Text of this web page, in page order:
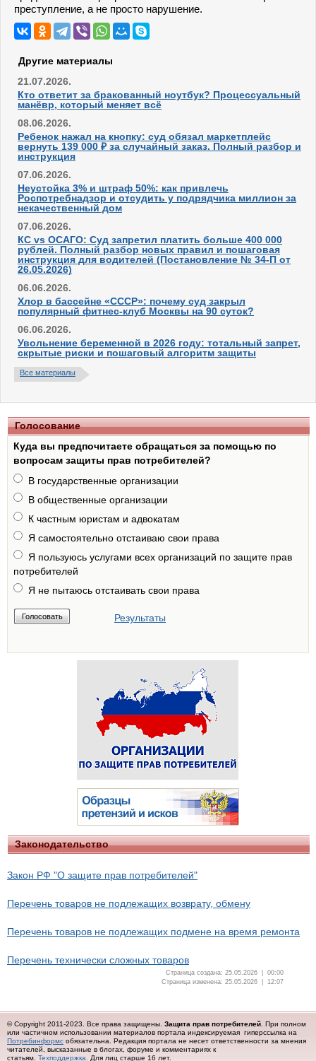
преступление, а не просто нарушение.
Другие материалы
21.07.2026.
Кто ответит за бракованный ноутбук? Процессуальный
манёвр, который меняет всё
08.06.2026.
Ребенок нажал на кнопку: суд обязал маркетплейс
вернуть 139 000 ₽ за случайный заказ. Полный разбор и
инструкция
07.06.2026.
Неустойка 3% и штраф 50%: как привлечь
Роспотребнадзор и отсудить у подрядчика миллион за
некачественный дом
07.06.2026.
КС vs ОСАГО: Суд запретил платить больше 400 000
рублей. Полный разбор новых правил и пошаговая
инструкция для водителей (Постановление № 34-П от
26.05.2026)
06.06.2026.
Хлор в бассейне «СССР»: почему суд закрыл
популярный фитнес-клуб Москвы на 90 суток?
06.06.2026.
Увольнение беременной в 2026 году: тотальный запрет,
скрытые риски и пошаговый алгоритм защиты
Все материалы
Голосование
Куда вы предпочитаете обращаться за помощью по
вопросам защиты прав потребителей?
В государственные организации
В общественные организации
К частным юристам и адвокатам
Я самостоятельно отстаиваю свои права
Я пользуюсь услугами всех организаций по защите прав
потребителей
Я не пытаюсь отстаивать свои права
Результаты
Законодательство
Закон РФ "О защите прав потребителей"
Перечень товаров не подлежащих возврату, обмену
Перечень товаров не подлежащих подмене на время ремонта
Перечень технически сложных товаров
Страница создана: 25.05.2026 | 00:00
Страница изменена: 25.05.2026 | 12:07
© Copyright 2011-2023. Все права защищены. Защита прав потребителей . При полном
или частичном использовании материалов портала индексируемая гиперссылка на
Потребинформс обязательна. Редакция портала не несет ответственности за мнения
читателей, высказанные в блогах, форуме и комментариях к
статьям. Техподдержка. Для лиц старше 16 лет.